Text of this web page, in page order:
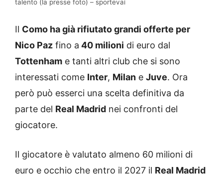
talento (la presse foto) – sportevai
Il Como ha già rifiutato grandi offerte per
Nico Paz fino a 40 milioni di euro dal
Tottenham e tanti altri club che si sono
interessati come Inter, Milan e Juve. Ora
però può esserci una scelta definitiva da
parte del Real Madrid nei confronti del
giocatore.
Il giocatore è valutato almeno 60 milioni di
euro e occhio che entro il 2027 il Real Madrid